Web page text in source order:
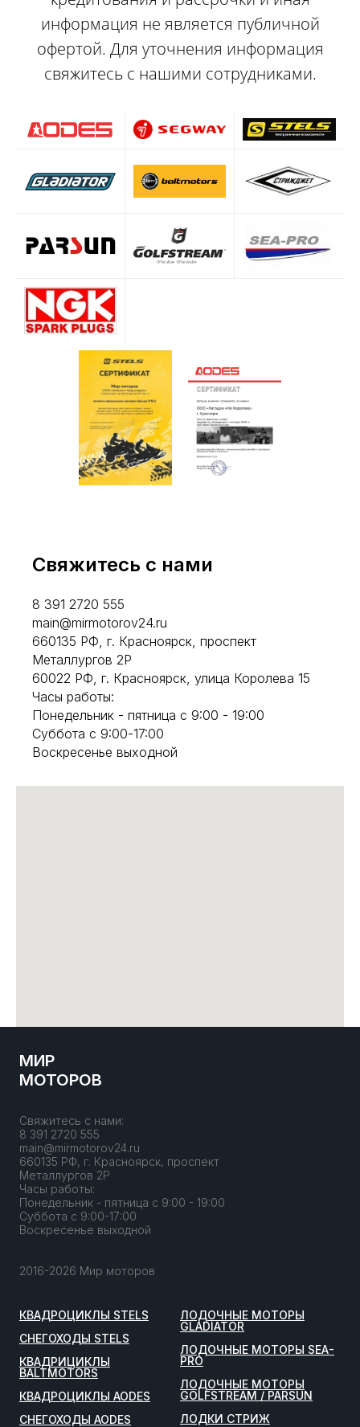
информация не является публичной
офертой. Для уточнения информация
свяжитесь с нашими сотрудниками.
Свяжитесь с нами
8 391 2720 555
main@mirmotorov24.ru
660135 РФ, г. Красноярск, проспект
Металлургов 2Р
60022 РФ, г. Красноярск, улица Королева 15
Часы работы:
Понедельник - пятница с 9:00 - 19:00
Суббота с 9:00-17:00
Воскресенье выходной
МИР
МОТОРОВ
Свяжитесь с нами:
8 391 2720 555
main@mirmotorov24.ru
660135 РФ, г. Красноярск, проспект
Металлургов 2Р
Часы работы:
Понедельник - пятница с 9:00 - 19:00
Суббота с 9:00-17:00
Воскресенье выходной
2016-2026 Мир моторов
КВАДРОЦИКЛЫ STELS
СНЕГОХОДЫ STELS
КВАДРИЦИКЛЫ
BALTMOTORS
КВАДРОЦИКЛЫ AODES
СНЕГОХОДЫ AODES
ЛОДОЧНЫЕ МОТОРЫ
GLADIATOR
ЛОДОЧНЫЕ МОТОРЫ SEA-
PRO
ЛОДОЧНЫЕ МОТОРЫ
GOLFSTREAM / PARSUN
ЛОДКИ СТРИЖ